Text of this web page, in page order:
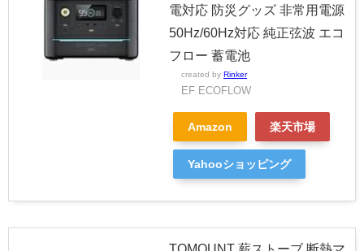
電対応 防災グッズ 非常用電源
50Hz/60Hz対応 純正弦波 エコ
フロー 蓄電池
created by Rinker
EF ECOFLOW
Amazon 楽天市場
Yahooショッピング